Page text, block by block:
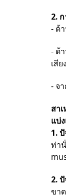
2.
- ด้
- ด้
เสี
- จ
สา
แบ่
1.
ท่า
2.
ขา